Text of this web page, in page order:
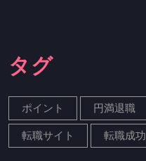
タグ
ポイント 円満退職
転職サイト 転職成功